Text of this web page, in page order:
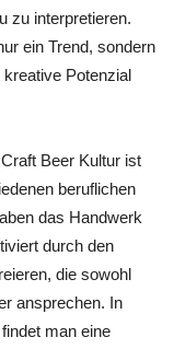
zu interpretieren.
ein Trend, sondern
Potenzial
Beer Kultur ist
beruflichen
das Handwerk
durch den
die sowohl
ansprechen. In
man eine